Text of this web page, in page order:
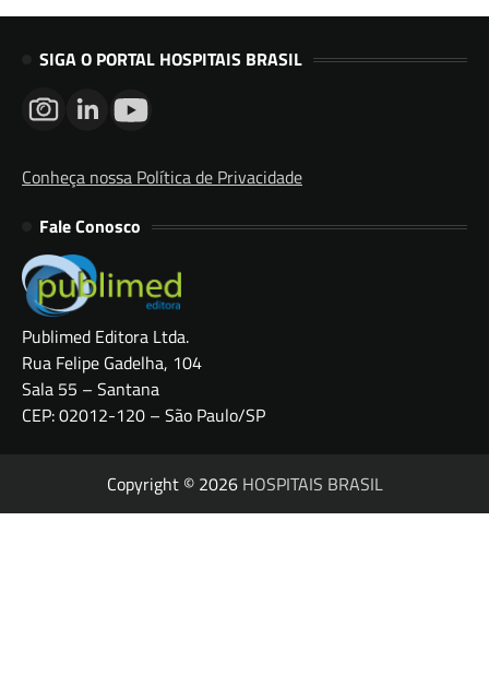
SIGA O PORTAL HOSPITAIS BRASIL
Conheça nossa Política de Privacidade
Fale Conosco
Publimed Editora Ltda.
Rua Felipe Gadelha, 104
Sala 55 – Santana
CEP: 02012-120 – São Paulo/SP
Copyright © 2026 HOSPITAIS BRASIL